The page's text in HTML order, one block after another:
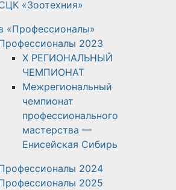
«Зоотехния»
«Профессионалы»
2023
X РЕГИОНАЛЬНЫЙ
ЧЕМПИОНАТ
Межрегиональный
чемпионат
профессионального
мастерства —
Енисейская Сибирь
2024
2025